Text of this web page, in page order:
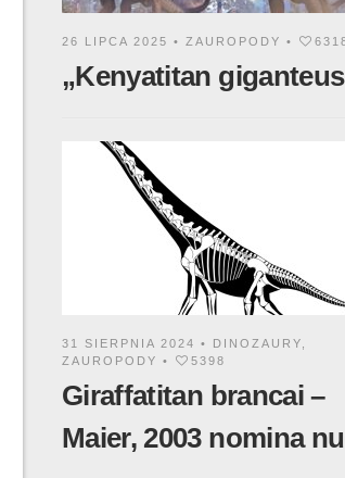
26 LIPCA 2025 • ZAUROPODY •
„Kenyatitan
31 SIERPNIA 2024 • DINOZAURY
ZAUROPODY • 5398
Giraffatitan brancai –
Maier, 2003 nomina